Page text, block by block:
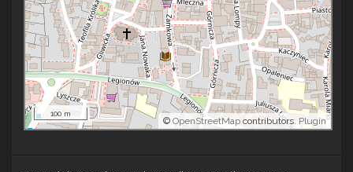
© OpenStreetMap contributors. Plugin
100 m